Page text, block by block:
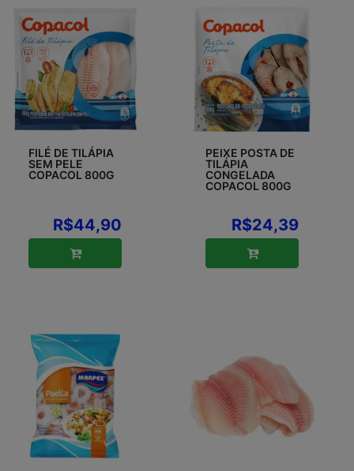
FILÉ DE TILÁPIA
SEM PELE
COPACOL 800G
R$44,90
PEIXE POSTA DE
TILÁPIA
CONGELADA
COPACOL 800G
R$24,39